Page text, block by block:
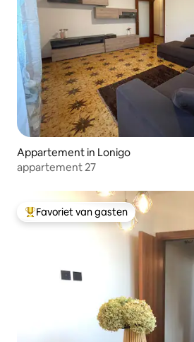
Appartement in Lonigo
appartement 27
Topfavoriet van gasten
Favoriet van gasten